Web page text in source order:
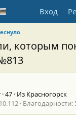
Вход
которым
·47 · Из Красногорск
10.112 Благодарности